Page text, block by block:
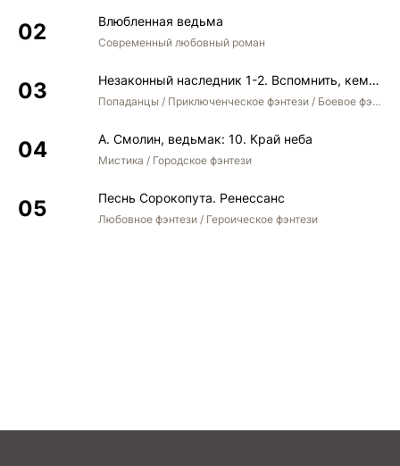
Влюбленная ведьма
Современный любовный роман
Незаконный наследник 1-2. Вспомнить, кем был. Стать собой. Остаться собой
Попаданцы / Приключенческое фэнтези / Боевое фэнтези / Юмористическое фэнтези
А. Смолин, ведьмак: 10. Край неба
Мистика / Городское фэнтези
Песнь Сорокопута. Ренессанс
Любовное фэнтези / Героическое фэнтези